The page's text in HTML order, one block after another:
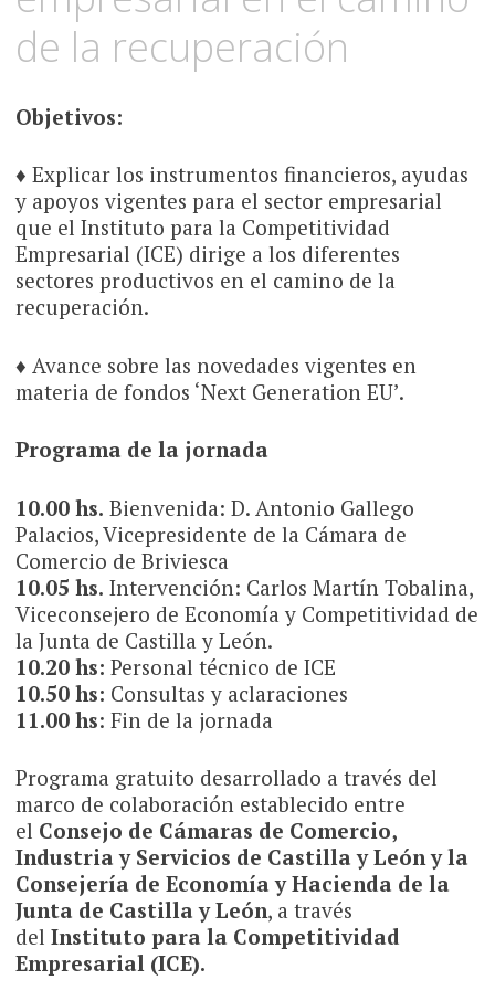
de la recuperación
Objetivos:
♦ Explicar los instrumentos financieros, ayudas
y apoyos vigentes para el sector empresarial
que el Instituto para la Competitividad
Empresarial (ICE) dirige a los diferentes
sectores productivos en el camino de la
recuperación.
♦ Avance sobre las novedades vigentes en
materia de fondos ‘Next Generation EU’.
Programa de la jornada
10.00 hs. Bienvenida: D. Antonio Gallego
Palacios, Vicepresidente de la Cámara de
Comercio de Briviesca
10.05 hs. Intervención: Carlos Martín Tobalina,
Viceconsejero de Economía y Competitividad de
la Junta de Castilla y León.
10.20 hs: Personal técnico de ICE
10.50 hs: Consultas y aclaraciones
11.00 hs: Fin de la jornada
Programa gratuito desarrollado a través del
marco de colaboración establecido entre
el Consejo de Cámaras de Comercio,
Industria y Servicios de Castilla y León y la
Consejería de Economía y Hacienda de la
Junta de Castilla y León, a través
del Instituto para la Competitividad
Empresarial (ICE).